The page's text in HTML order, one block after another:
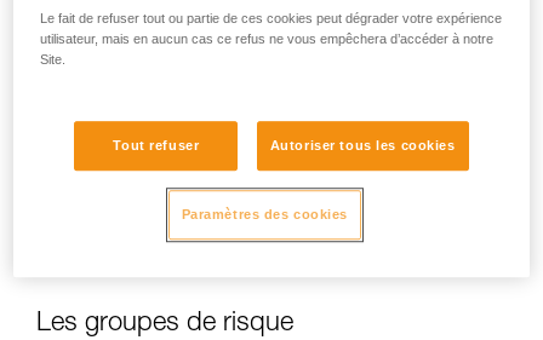
effet toxique sur la rétine, effet aggravant de la
dégénérescence maculaire, éblouissement. Ces risques
risques, même s'ils sontminimes pour un usage normal
Les groupes de risque
Le fait de refuser tout ou partie de ces cookies peut dégrader votre expérience
utilisateur, mais en aucun cas ce refus ne vous empêchera d’accéder à notre
Site.
Tout refuser Autoriser tous les cookies
Paramètres des cookies